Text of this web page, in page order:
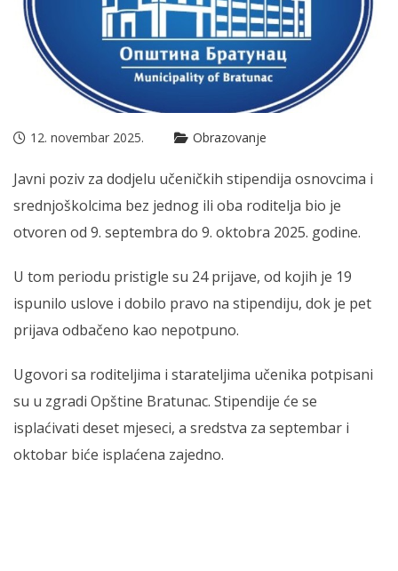
12. novembar 2025. Obrazovanje
Javni poziv za dodjelu učeničkih stipendija osnovcima i
srednjoškolcima bez jednog ili oba roditelja bio je
otvoren od 9. septembra do 9. oktobra 2025. godine.
U tom periodu pristigle su 24 prijave, od kojih je 19
ispunilo uslove i dobilo pravo na stipendiju, dok je pet
prijava odbačeno kao nepotpuno.
Ugovori sa roditeljima i starateljima učenika potpisani
su u zgradi Opštine Bratunac. Stipendije će se
isplaćivati deset mjeseci, a sredstva za septembar i
oktobar biće isplaćena zajedno.